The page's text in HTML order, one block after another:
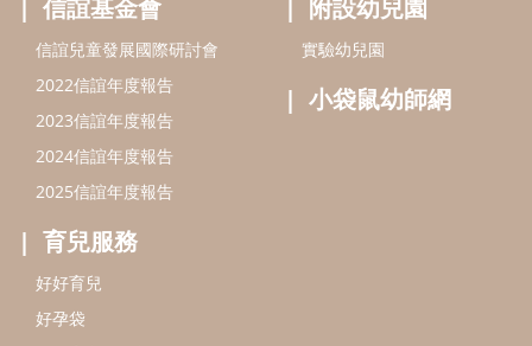
信誼基金會
信誼兒童發展國際研討會
2022信誼年度報告
2023信誼年度報告
2024信誼年度報告
2025信誼年度報告
育兒服務
好好育兒
好孕袋
附設幼兒園
實驗幼兒園
小袋鼠幼師網